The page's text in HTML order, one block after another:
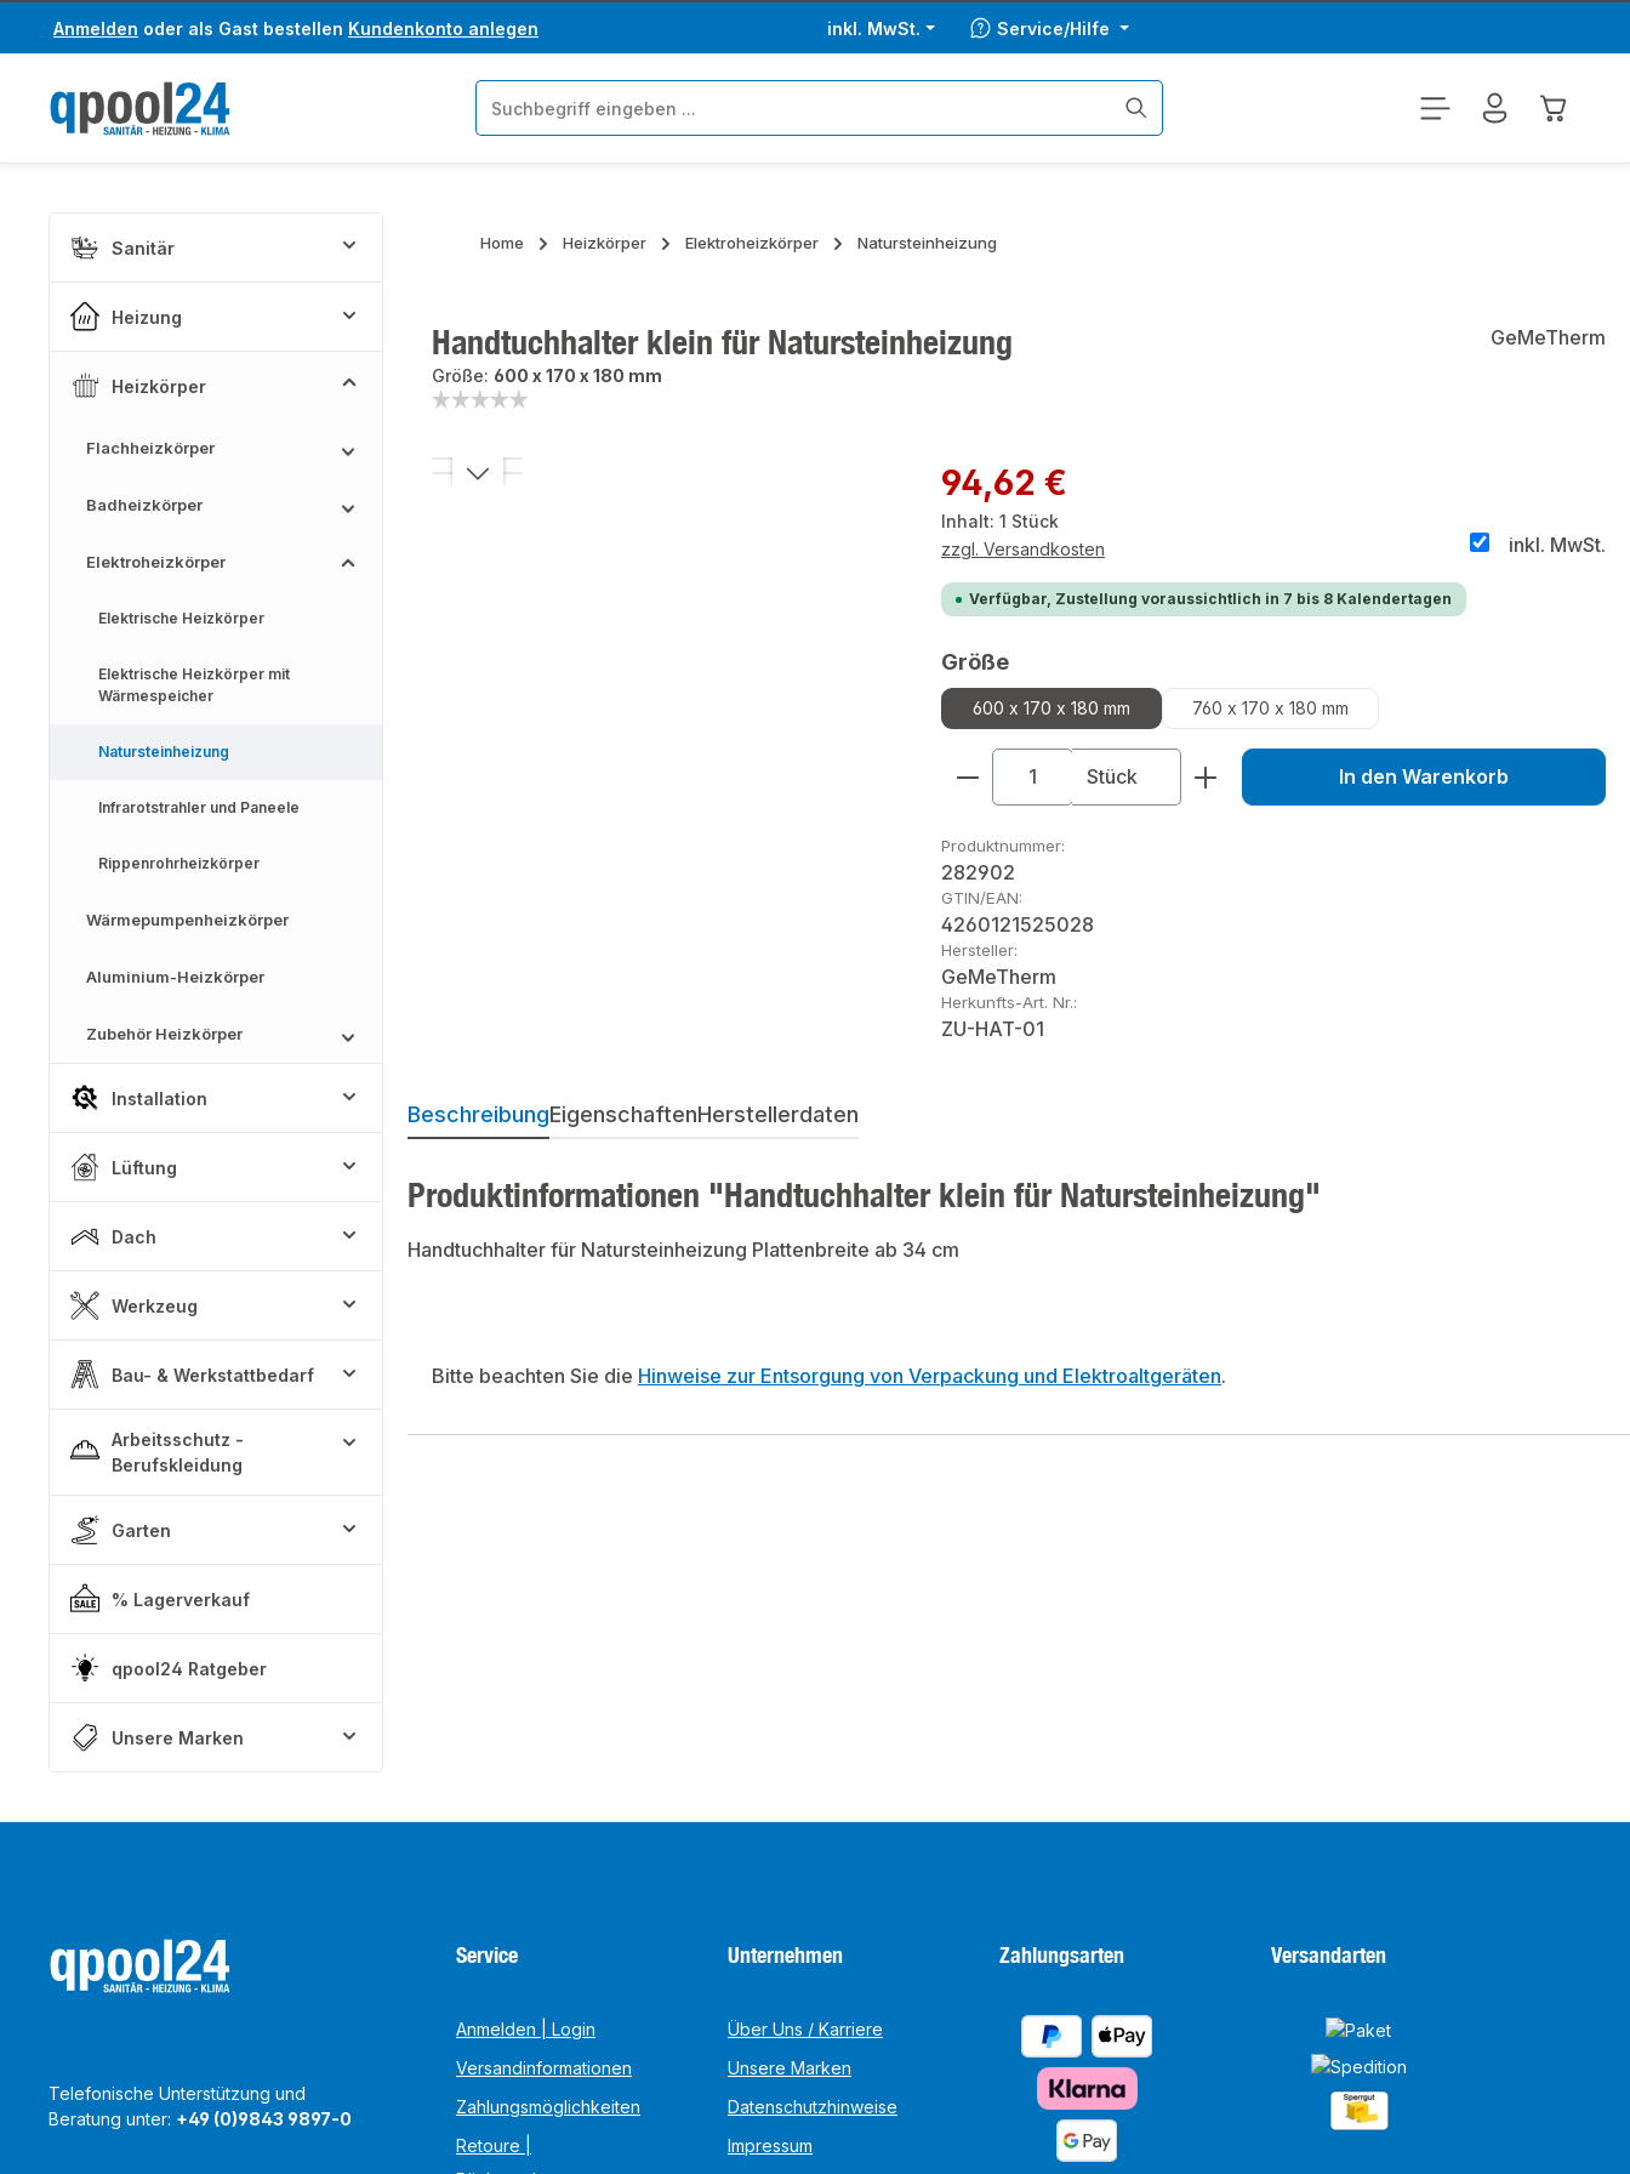
Hauptinhalt springen
Zur Suche springen
Anmelden oder als Gast bestellen Kundenkonto anlegen inkl. MwSt. Service/Hilfe
Sanitär
Heizung
Heizkörper
Flachheizkörper
Badheizkörper
Elektroheizkörper
Elektrische Heizkörper
Elektrische Heizkörper mit
Wärmespeicher
Natursteinheizung
Infrarotstrahler und Paneele
Rippenrohrheizkörper
Wärmepumpenheizkörper
Aluminium-Heizkörper
Zubehör Heizkörper
Installation
Lüftung
Dach
Werkzeug
Bau- & Werkstattbedarf
Arbeitsschutz -
Berufskleidung
Garten
% Lagerverkauf
qpool24 Ratgeber
Unsere Marken
Home Heizkörper Elektroheizkörper Natursteinheizung
Handtuchhalter klein für Natursteinheizung
Größe: 600 x 170 x 180 mm
GeMeTherm
Bildergalerie überspringen Regulärer Preis:
94,62 €
Inhalt: 1 Stück
inkl. MwSt.
zzgl. Versandkosten
Verfügbar, Zustellung voraussichtlich in 7 bis 8 Kalendertagen
Größeauswählen
600 x 170 x 180 mm 760 x 170 x 180 mm
Produkt Anzahl: Gib den gewünschten Wert
Stück In den Warenkorb
Produktnummer:
282902
GTIN/EAN:
4260121525028
Hersteller:
GeMeTherm
Herkunfts-Art. Nr.:
ZU-HAT-01
BeschreibungEigenschaftenHerstellerdaten
Produktinformationen "Handtuchhalter klein für Natursteinheizung"
Handtuchhalter für Natursteinheizung Plattenbreite ab 34 cm
Bitte beachten Sie die Hinweise zur Entsorgung von Verpackung und Elektroaltgeräten.
Telefonische Unterstützung und
Beratung unter: +49 (0)9843 9897-0
Service
Anmelden | Login
Versandinformationen
Zahlungsmöglichkeiten
Retoure |
Unternehmen
Über Uns / Karriere
Unsere Marken
Datenschutzhinweise
Impressum
Zahlungsarten Versandarten